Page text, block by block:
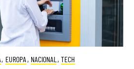
, EUROPA , NACIONAL , TECH